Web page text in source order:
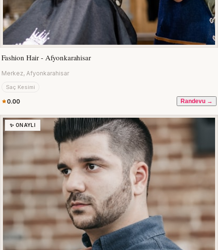
Fashion Hair - Afyonkarahisar
Merkez, Afyonkarahisar
Saç Kesimi
0.00 Randevu →
✨ ONAYLI